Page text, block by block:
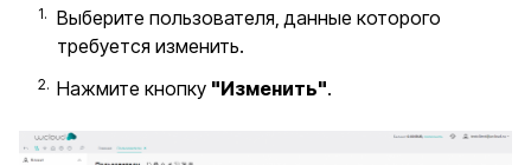
Выберите пользователя, данные которого
требуется изменить.
Нажмите кнопку "Изменить".